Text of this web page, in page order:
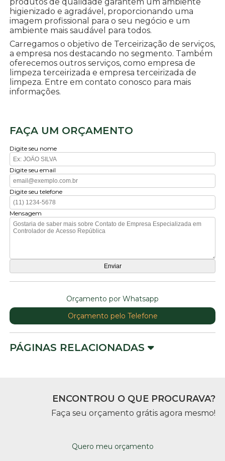
higienizado e agradável, proporcionando uma
imagem profissional para o seu negócio e um
ambiente mais saudável para todos.
Carregamos o objetivo de Terceirização de serviços,
a empresa nos destacando no segmento. Também
oferecemos outros serviços, como empresa de
limpeza terceirizada e empresa terceirizada de
limpeza. Entre em contato conosco para mais
informações.
FAÇA UM ORÇAMENTO
Digite seu nome
Digite seu email
Digite seu telefone
Mensagem
Orçamento por Whatsapp
Orçamento pelo Telefone
PÁGINAS RELACIONADAS
ENCONTROU O QUE PROCURAVA?
Faça seu orçamento grátis agora mesmo!
Quero meu orçamento